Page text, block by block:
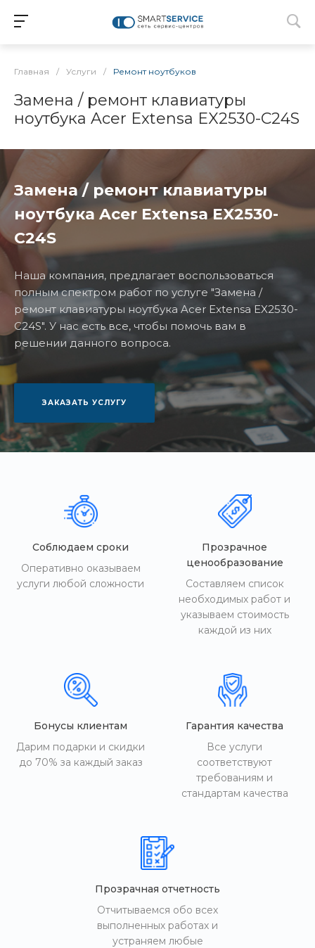
Главная / Услуги / Ремонт ноутбуков
Замена / ремонт клавиатуры
ноутбука Acer Extensa EX2530-C24S
Замена / ремонт клавиатуры
ноутбука Acer Extensa EX2530-
C24S
Наша компания, предлагает воспользоваться
полным спектром работ по услуге "Замена /
ремонт клавиатуры ноутбука Acer Extensa EX2530-
C24S". У нас есть все, чтобы помочь вам в
решении данного вопроса.
ЗАКАЗАТЬ УСЛУГУ
Соблюдаем сроки
Оперативно оказываем
услуги любой сложности
Прозрачное
ценообразование
Составляем список
необходимых работ и
указываем стоимость
каждой из них
Бонусы клиентам
Дарим подарки и скидки
до 70% за каждый заказ
Гарантия качества
Все услуги
соответствуют
требованиям и
стандартам качества
Прозрачная отчетность
Отчитываемся обо всех
выполненных работах и
устраняем любые